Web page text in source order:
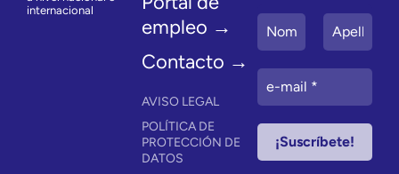
internacional
empleo →
Contacto →
AVISO LEGAL
POLÍTICA DE
PROTECCIÓN DE
DATOS